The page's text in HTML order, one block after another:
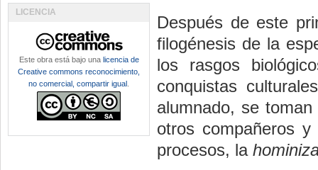
Después de este
filogénesis de la
los rasgos
conquistas
alumnado, se
otros compañeros
procesos, la
LICENCIA
Este obra está bajo una licencia de
Creative commons reconocimiento,
no comercial, compartir igual